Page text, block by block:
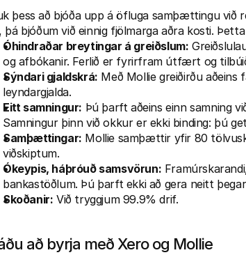
þess að bjóða upp á öfluga samþættingu við
þá bjóðum við einnig fjölmarga aðra kosti.
Óhindraðar breytingar á greiðslum:
og afbókanir. Ferlið er fyrirfram útfært og
Sýndari gjaldskrá: Með Mollie greiðirðu
leyndargjalda.
Eitt samningur: Þú þarft aðeins einn samning
Samningur þinn við okkur er ekki binding: þú
Samþættingar: Mollie samþættir yfir 80
viðskiptum.
Ókeypis, háþróuð samsvörun:
bankastöðlum. Þú þarft ekki að gera neitt
Skoðanir: Við tryggjum 99.9% drif.
að byrja með Xero og Mollie